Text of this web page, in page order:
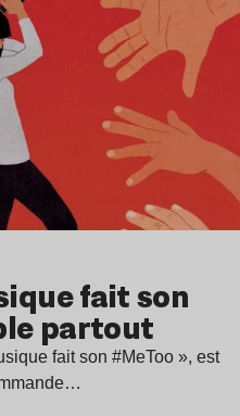
fait son
partout
fait son #MeToo », est